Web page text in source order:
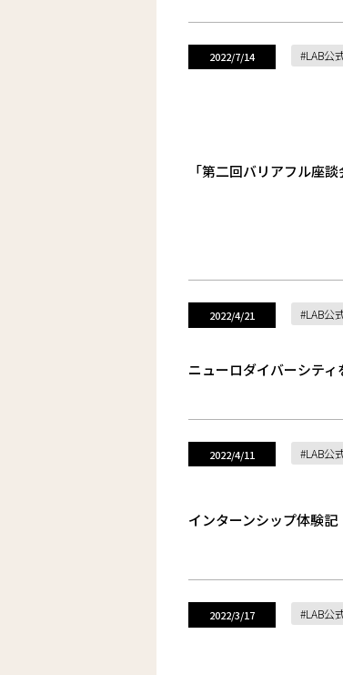
2022/7/14 LAB公
「第二回バリアフル座
2022/4/21 LAB公
ニューロダイバーシテ
2022/4/11 LAB公
インターンシップ体験
2022/3/17 LAB公